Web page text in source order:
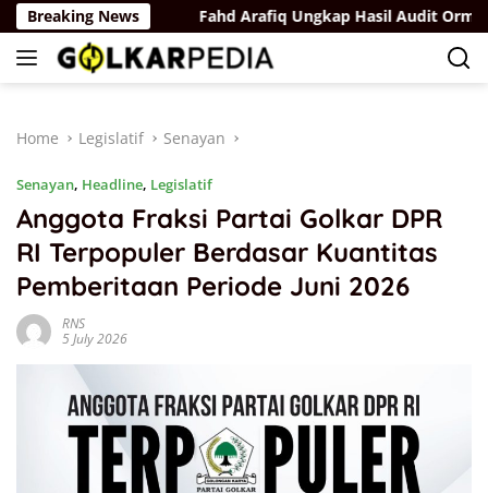
Skip
to
content
Breaking News
2029 Fahd Arafiq Ungkap Hasil Audit Ormas Partai
Home Legislatif Senayan
Senayan, Headline, Legislatif
Anggota Fraksi Partai Golkar DPR
RI Terpopuler Berdasar Kuantitas
Pemberitaan Periode Juni 2026
RNS
5 July 2026